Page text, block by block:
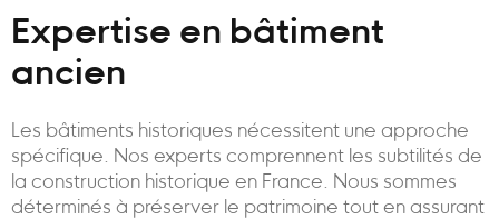
Expertise en bâtiment
ancien
Les bâtiments historiques nécessitent une approche
spécifique. Nos experts comprennent les subtilités de
la construction historique en France. Nous sommes
déterminés à préserver le patrimoine tout en assurant